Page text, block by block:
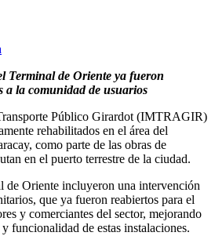
Terminal de Oriente ya fueron
a la comunidad de usuarios
Público Girardot (IMTRAGIR)
rehabilitados en el área del
como parte de las obras de
en el puerto terrestre de la ciudad.
de Oriente incluyeron una intervención
que ya fueron reabiertos para el
y comerciantes del sector, mejorando
funcionalidad de estas instalaciones.